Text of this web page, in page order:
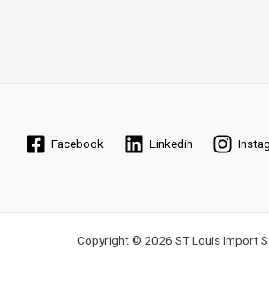
Facebook Linkedin
Copyright © 2026 ST Louis Import